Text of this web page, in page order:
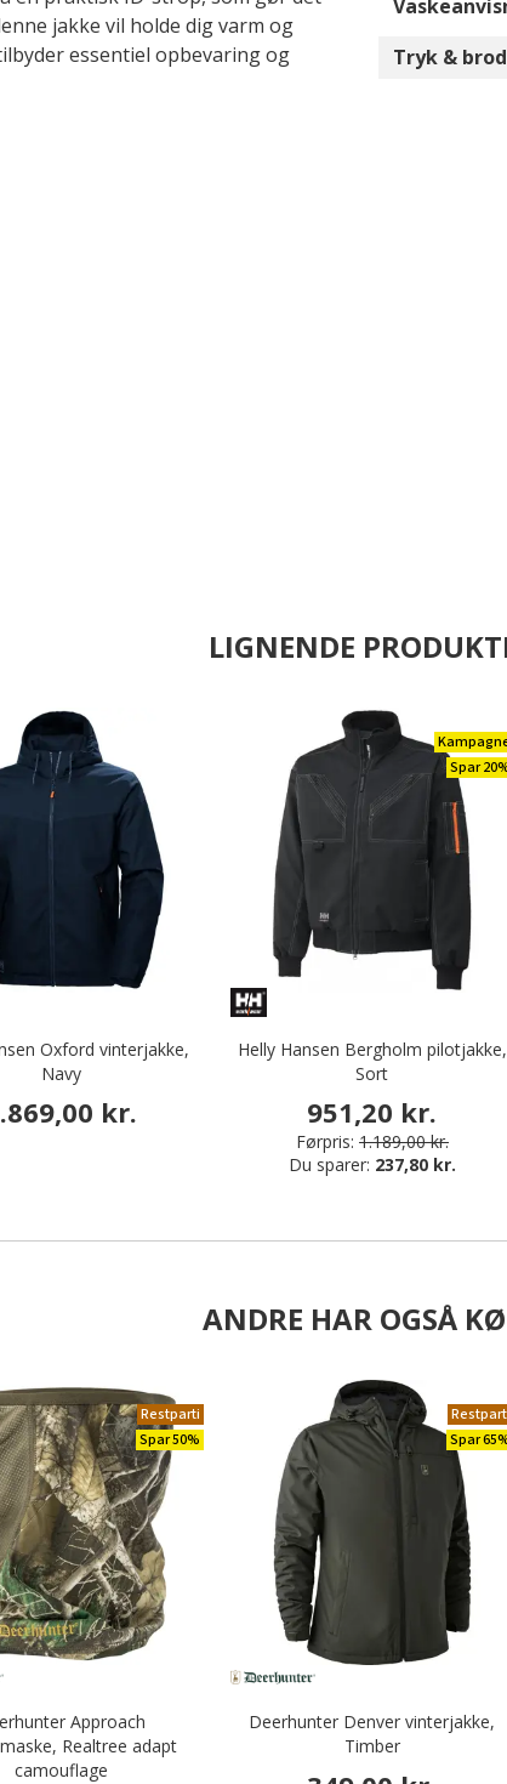
jakke vil holde dig varm og
essentiel opbevaring og
Tryk &
LIGNENDE
Oxford vinterjakke,
Navy
kr.
Spar
Helly Hansen Bergholm pilotjakke,
Sort
951,20 kr.
Førpris: 1.189,00 kr.
Du sparer: 237,80 kr.
ANDRE HAR OGSÅ
Restparti
Spar 50%
Approach
Realtree adapt
camouflage
Spar
Deerhunter Denver vinterjakke,
Timber